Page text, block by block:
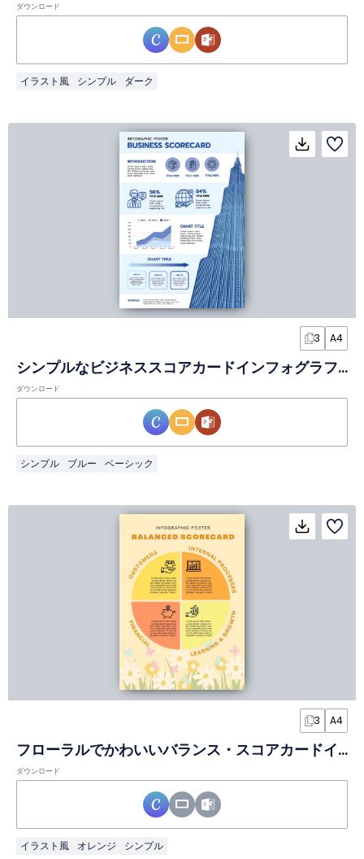
ダウンロード
イラスト風 シンプル ダーク
3 A4
シンプルなビジネススコアカードインフォグラフィック
ダウンロード
シンプル ブルー ベーシック
3 A4
フローラルでかわいいバランス・スコアカードインフォグラフィック
ダウンロード
イラスト風 オレンジ シンプル